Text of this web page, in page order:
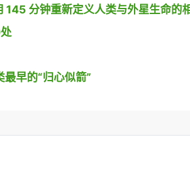
分钟重新定义人类与外星生命的
早的“归心似箭”